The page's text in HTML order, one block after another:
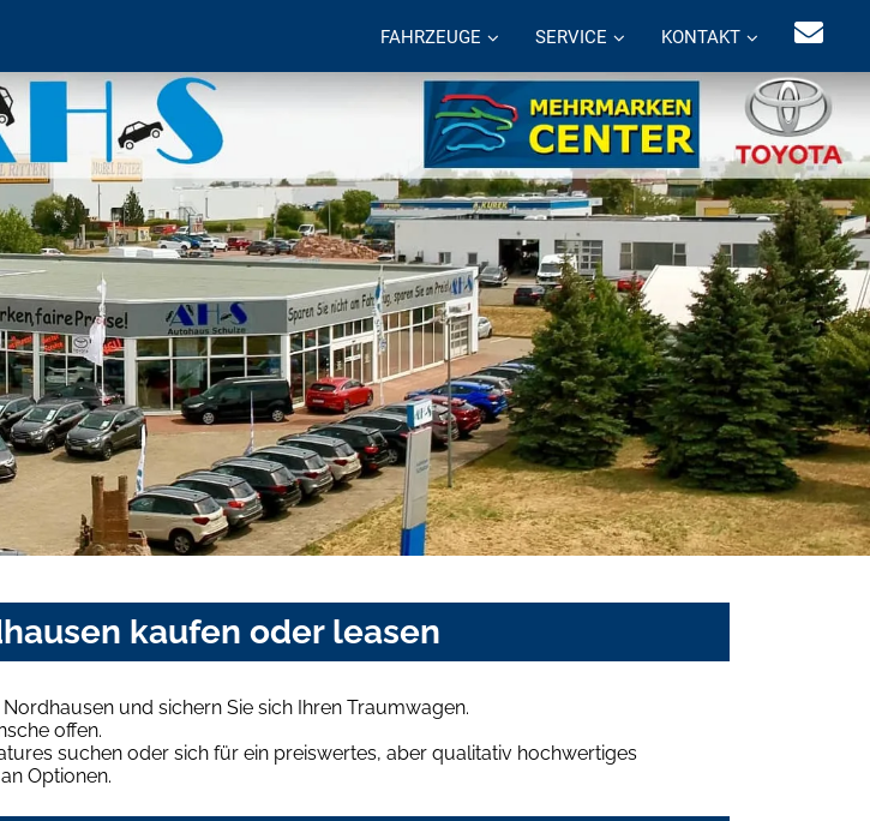
FAHRZEUGE SERVICE KONTAKT
kaufen oder leasen
und sichern Sie sich Ihren Traumwagen.
offen.
suchen oder sich für ein preiswertes, aber qualitativ hochwertiges
Optionen.